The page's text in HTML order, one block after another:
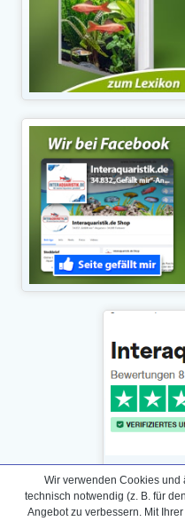
Wir verwenden Cookies und
technisch notwendig (z. B. für
Angebot zu verbessern. Mit